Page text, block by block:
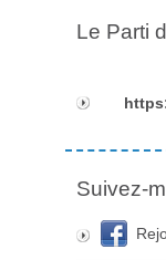
Le Parti
Suivez-